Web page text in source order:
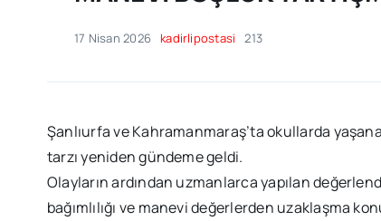
17 Nisan 2026 kadirlipostasi 213
Şanlıurfa ve Kahramanmaraş’ta okullarda
tarzı yeniden gündeme geldi.
Olayların ardından uzmanlarca yapılan
bağımlılığı ve manevi değerlerden uzaklaşma